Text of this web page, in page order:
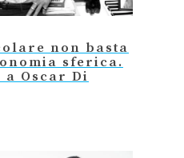
non basta
sferica.
Oscar Di